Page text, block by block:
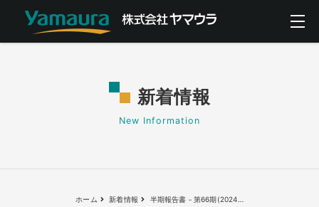
新着情報
New Information
ホーム 新着情報 半期報告書－第66期(2024